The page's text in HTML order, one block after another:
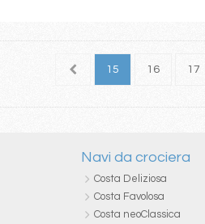
14 15 16 17
Navi da crociera
Costa Deliziosa
Costa Favolosa
Costa neoClassica